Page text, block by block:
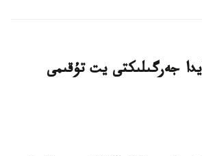
جەرگىلىكتى يت تۇقىمى